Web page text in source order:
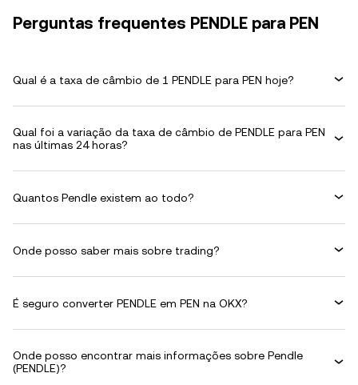
Perguntas frequentes PENDLE para PEN
Qual é a taxa de câmbio de 1 PENDLE para PEN hoje?
Qual foi a variação da taxa de câmbio de PENDLE para PEN
nas últimas 24 horas?
Quantos Pendle existem ao todo?
Onde posso saber mais sobre trading?
É seguro converter PENDLE em PEN na OKX?
Onde posso encontrar mais informações sobre Pendle
(PENDLE)?